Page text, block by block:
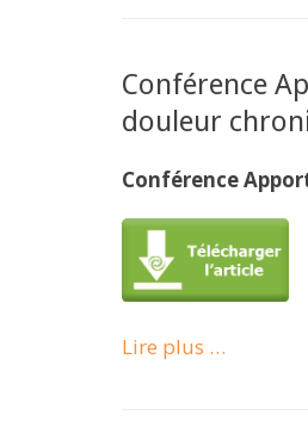
Conférence
douleur
Conférence
Lire plus …